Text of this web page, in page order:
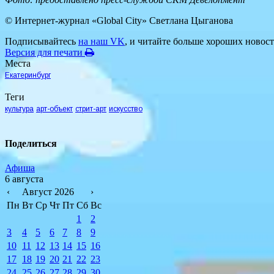
© Интернет-журнал «Global City» Светлана Цыганова
Подписывайтесь на наш VK, и читайте больше хороших
Версия для печати
Места
Екатеринбург
Теги
культура арт-объект стрит-арт искусство
Поделиться
Афиша
6 августа
‹
Август 2026
›
Пн Вт Ср Чт Пт Сб Вс
1
2
3
4 5 6 7 8
9
10 11 12 13 14 15 16
17 18 19 20 21 22 23